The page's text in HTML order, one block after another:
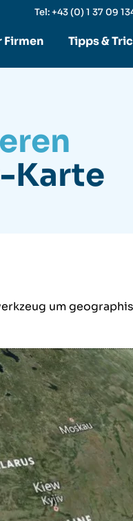
Tel: +43 (0) 1 37 09
Firmen Tipps &
Karte
um